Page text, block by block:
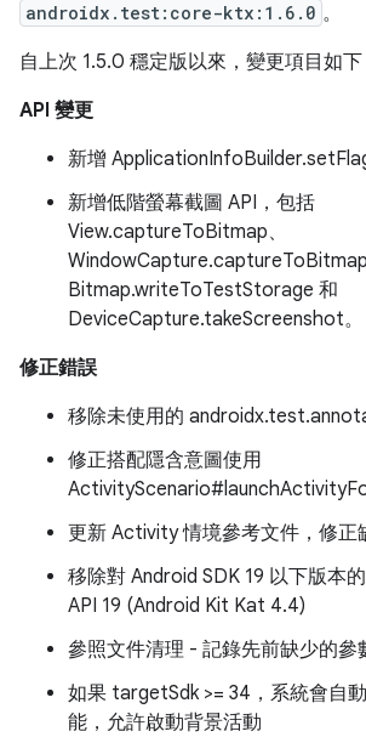
androidx.test:core-ktx:1.6.0 。
自上次 1.5.0 穩定版以來，變更項目如下
API 變更
新增
新增低階螢幕截圖 API，包括
View.captureToBitmap、
WindowCapture.captureToBitmap
Bitmap.writeToTestStorage 和
DeviceCapture.takeScreenshot。
修正錯誤
移除未使用的
修正搭配隱含意圖使用
更新 Activity 情境參考文件，修正
移除對 Android SDK 19 以下版本
API 19 (Android Kit Kat 4.4)
參照文件清理 - 記錄先前缺少的參
如果 targetSdk >= 34，系統會自
能，允許啟動背景活動